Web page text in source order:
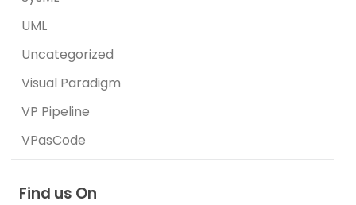
UML
Uncategorized
Visual Paradigm
VP Pipeline
VPasCode
Find us On